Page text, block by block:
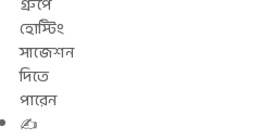
হোস্টিং
সাজেশন
দিতে
পারেন
✍️